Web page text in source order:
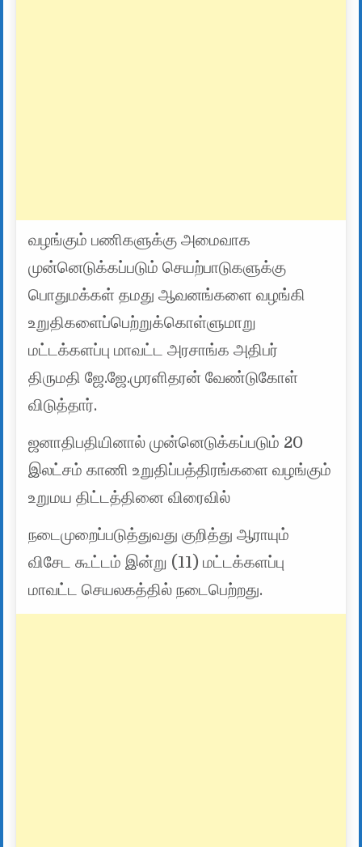
வழங்கும் பணிகளுக்கு அமைவாக
முன்னெடுக்கப்படும் செயற்பாடுகளுக்கு
பொதுமக்கள் தமது ஆவனங்களை வழங்கி
உறுதிகளைப்பெற்றுக்கொள்ளுமாறு
மட்டக்களப்பு மாவட்ட அரசாங்க அதிபர்
திருமதி ஜே.ஜே.முரளிதரன் வேண்டுகோள்
விடுத்தார்.
ஜனாதிபதியினால் முன்னெடுக்கப்படும் 20
இலட்சம் காணி உறுதிப்பத்திரங்களை வழங்கும்
உறுமய திட்டத்தினை விரைவில்
நடைமுறைப்படுத்துவது குறித்து ஆராயும்
விசேட கூட்டம் இன்று (11) மட்டக்களப்பு
மாவட்ட செயலகத்தில் நடைபெற்றது.